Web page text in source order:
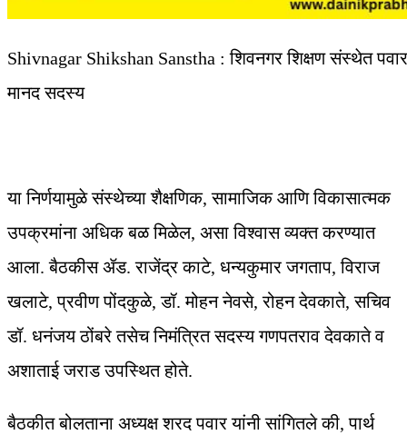
Shivnagar Shikshan Sanstha : शिवनगर शिक्षण संस्थेत पवार
मानद सदस्य
या निर्णयामुळे संस्थेच्या शैक्षणिक, सामाजिक आणि विकासात्मक
उपक्रमांना अधिक बळ मिळेल, असा विश्वास व्यक्त करण्यात
आला. बैठकीस ॲड. राजेंद्र काटे, धन्यकुमार जगताप, विराज
खलाटे, प्रवीण पोंदकुळे, डॉ. मोहन नेवसे, रोहन देवकाते, सचिव
डॉ. धनंजय ठोंबरे तसेच निमंत्रित सदस्य गणपतराव देवकाते व
अशाताई जराड उपस्थित होते.
बैठकीत बोलताना अध्यक्ष शरद पवार यांनी सांगितले की, पार्थ